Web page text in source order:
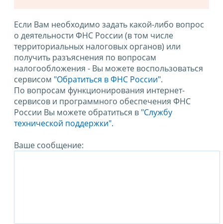
Если Вам необходимо задать какой-либо вопрос
о деятельности ФНС России (в том числе
территориальных налоговых органов) или
получить разъяснения по вопросам
налогообложения - Вы можете воспользоваться
сервисом "Обратиться в ФНС России".
По вопросам функционирования интернет-
сервисов и программного обеспечения ФНС
России Вы можете обратиться в "Службу
технической поддержки".
Ваше сообщение: